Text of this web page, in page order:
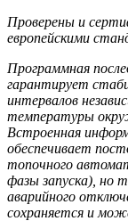
Проверены и
европейскими
Программная
гарантирует
интервалов
температуры
Встроенная
обеспечивает
топочного
фазы запуска), но
аварийного
сохраняется и